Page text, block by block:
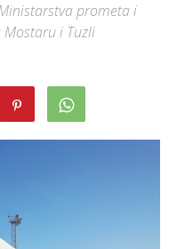
prometa i
i Tuzli